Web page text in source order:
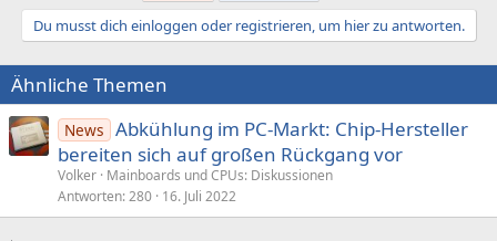
t
o
n
e
n
:
Du musst dich einloggen oder registrieren, um hier zu antworten.
Ähnliche Themen
News Abkühlung im PC-Markt: Chip-Hersteller
bereiten sich auf großen Rückgang vor
Volker Mainboards und CPUs: Diskussionen
Antworten 280 16. Juli 2022